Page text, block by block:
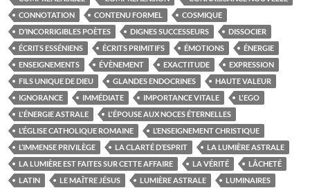
CONNOTATION
CONTENU FORMEL
COSMIQUE
D’INCORRIGIBLES POÈTES
DIGNES SUCCESSEURS
DISSOCIER
ÉCRITS ESSÉNIENS
ÉCRITS PRIMITIFS ÉMOTIONS
ÉNERGIE
ENSEIGNEMENTS
ÉVÈNEMENT EXACTITUDE
EXPRESSION
FILS UNIQUE DE DIEU
GLANDES ENDOCRINES
HAUTE VALEUR
IGNORANCE
IMMÉDIATE IMPORTANCE VITALE
L'EGO
L'ÉNERGIE ASTRALE
L'ÉPOUSE AUX NOCES ÉTERNELLES
L’ÉGLISE CATHOLIQUE ROMAINE
L’ENSEIGNEMENT CHRISTIQUE
L’IMMENSE PRIVILÈGE
LA CLARTÉ D’ESPRIT
LA LUMIÈRE ASTRALE
LA LUMIÈRE EST FAITES SUR CETTE AFFAIRE
LA VÉRITÉ
LÂCHETÉ
LATIN
LE MAÎTRE JÉSUS LUMIÈRE ASTRALE
LUMINAIRES